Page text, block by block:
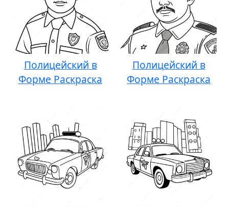
Полицейский в
Форме Раскраска
Полицейский в
Форме Раскраска